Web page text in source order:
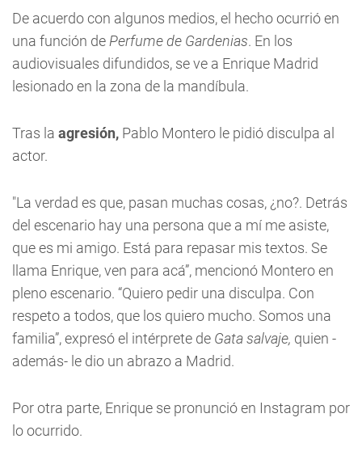
De acuerdo con algunos medios, el hecho ocurrió en
una función de Perfume de Gardenias. En los
audiovisuales difundidos, se ve a Enrique Madrid
lesionado en la zona de la mandíbula.
Tras la agresión, Pablo Montero le pidió disculpa al
actor.
"La verdad es que, pasan muchas cosas, ¿no?. Detrás
del escenario hay una persona que a mí me asiste,
que es mi amigo. Está para repasar mis textos. Se
llama Enrique, ven para acá”, mencionó Montero en
pleno escenario. “Quiero pedir una disculpa. Con
respeto a todos, que los quiero mucho. Somos una
familia”, expresó el intérprete de Gata salvaje, quien -
además- le dio un abrazo a Madrid.
Por otra parte, Enrique se pronunció en Instagram por
lo ocurrido.